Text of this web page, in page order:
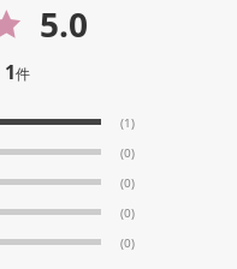
5.0
1件
(1)
(0)
(0)
(0)
(0)